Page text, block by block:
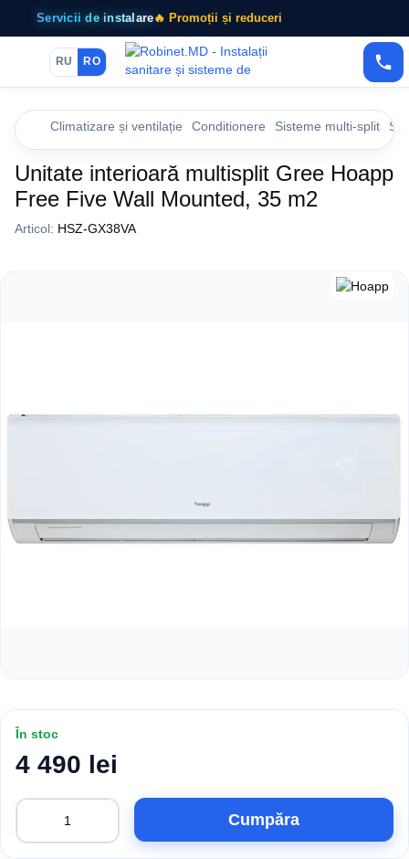
Servicii de instalare🔥 Promoții și reduceri
RU RO
Climatizare și ventilație Conditionere Sisteme multi-split
Unitate interioară multisplit Gree Hoapp
Free Five Wall Mounted, 35 m2
Articol: HSZ-GX38VA
În stoc
4 490 lei
Cumpăra